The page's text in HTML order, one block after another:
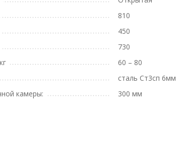
810
450
730
60 – 80
сталь Ст3сп 6мм
камеры:
300 мм